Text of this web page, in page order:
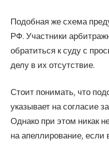
Подобная же схема
РФ. Участники
обратиться к суду с
делу в их отсутствие.
Стоит понимать, что
указывает на согласие
Однако при этом никак
на апеллирование,